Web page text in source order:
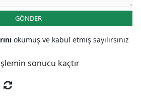
GÖNDER
okumuş ve kabul etmiş sayılırsınız
sonucu kaçtır